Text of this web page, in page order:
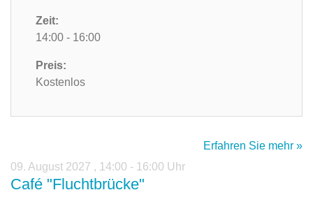
Zeit:
14:00 - 16:00
Preis:
Kostenlos
Erfahren Sie mehr »
09. August 2027 , 14:00 - 16:00 Uhr
Café "Fluchtbrücke"